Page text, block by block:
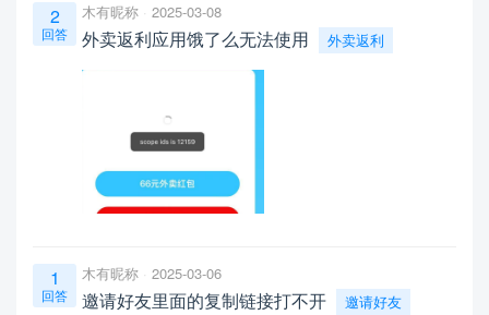
2
回答
木有昵称 2025-03-08
外卖返利应用饿了么无法使用 外卖返利
1
回答
木有昵称 2025-03-06
邀请好友里面的复制链接打不开 邀请好友